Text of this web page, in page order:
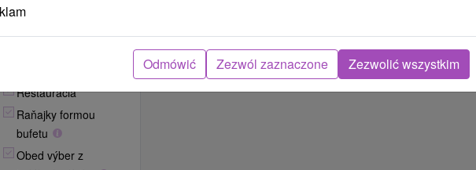
Reštaurácia
Raňajky formou
bufetu
Obed výber z
Odmówić Zezwól zaznaczone Zezwolić wszystkim